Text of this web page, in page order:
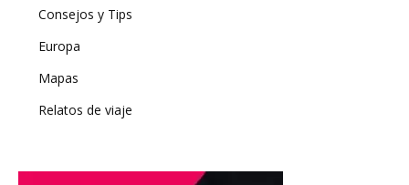
Consejos y Tips
Europa
Mapas
Relatos de viaje